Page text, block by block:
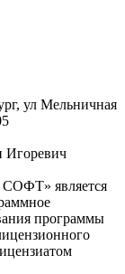
ул Мельничная
Игоревич
является
программы